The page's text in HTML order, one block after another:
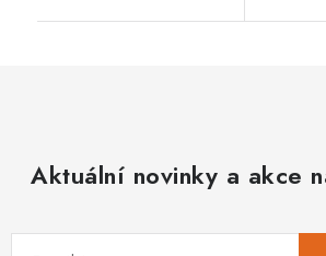
Aktuální novinky a akce